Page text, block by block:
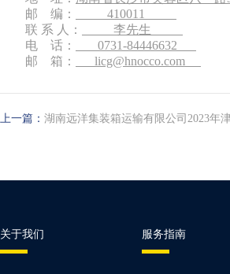
邮
编：
410011
联 系 人： 李先生
电
话： 0731-84446632
邮
箱： licg@hnocco.com
上一篇： 湖南远洋集装箱运输有限公司2023年
关于我们 服务指南